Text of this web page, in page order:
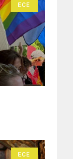
ЕСЕ
ЕСЕ